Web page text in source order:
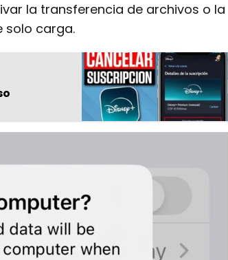
la transferencia de archivos o la
solo carga.